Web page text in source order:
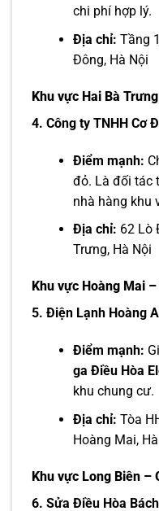
chi phí hợp lý.
Địa chỉ: Tầng
Đông, Hà Nội
Khu vực Hai Bà
4. Công ty TNHH Cơ
Điểm mạnh:
đỏ. Là đối tác
nhà hàng khu
Địa chỉ: 62 Lò
Trưng, Hà Nội
Khu vực Hoàng Mai
5. Điện Lạnh Hoàng
Điểm mạnh:
ga Điều Hòa
khu chung cư.
Địa chỉ: Tòa
Hoàng Mai,
Khu vực Long Biên –
6. Sửa Điều Hòa